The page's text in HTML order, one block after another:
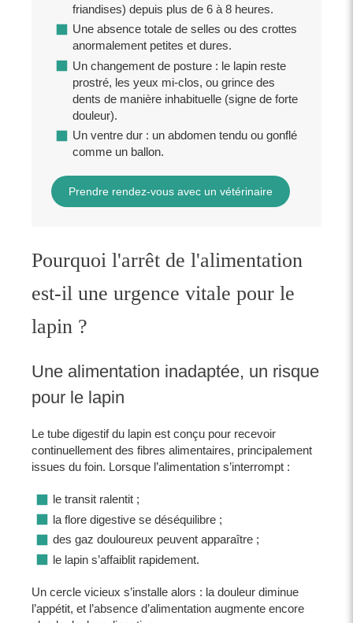
friandises) depuis plus de 6 à 8 heures.
Une absence totale de selles ou des crottes
anormalement petites et dures.
Un changement de posture : le lapin reste
prostré, les yeux mi-clos, ou grince des
dents de manière inhabituelle (signe de forte
douleur).
Un ventre dur : un abdomen tendu ou gonflé
comme un ballon.
Prendre rendez-vous avec un vétérinaire
Pourquoi l'arrêt de l'alimentation
est-il une urgence vitale pour le
lapin ?
Une alimentation inadaptée, un risque
pour le lapin
Le tube digestif du lapin est conçu pour recevoir
continuellement des fibres alimentaires, principalement
issues du foin. Lorsque l’alimentation s’interrompt :
le transit ralentit ;
la flore digestive se déséquilibre ;
des gaz douloureux peuvent apparaître ;
le lapin s’affaiblit rapidement.
Un cercle vicieux s’installe alors : la douleur diminue
l’appétit, et l’absence d’alimentation augmente encore